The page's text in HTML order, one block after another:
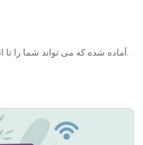
آماده شده که می تواند شما را تا انتهای مسیر آموزشی کمک نماید.